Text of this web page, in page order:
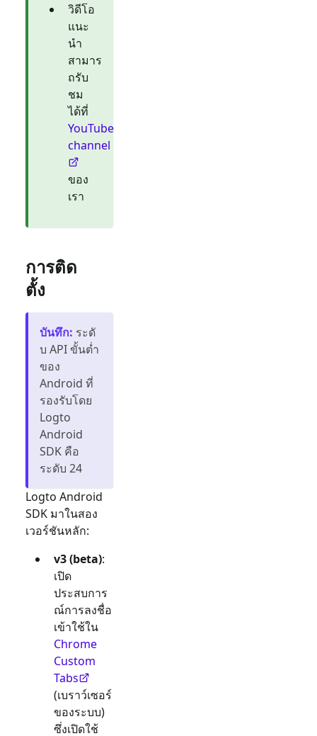
วิดีโอ
แนะ
นำ
สามาร
ถรับ
ชม
ได้ที่
YouTube
channel
ของ
เรา
การติด
ตั้ง
บันทึก: ระดั
บ API ขั้นต่ำ
ของ
Android ที่
รองรับโดย
Logto
Android
SDK คือ
ระดับ 24
Logto Android
SDK มาในสอง
เวอร์ชันหลัก:
v3 (beta):
เปิด
ประสบการ
ณ์การลงชื่อ
เข้าใช้ใน
Chrome
Custom
Tabs
(เบราว์เซอร์
ของระบบ)
ซึ่งเปิดใช้